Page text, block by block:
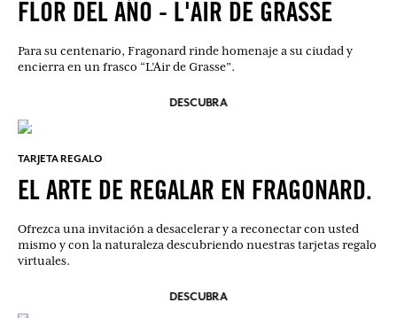
FLOR DEL AÑO - L'AIR DE GRASSE
Para su centenario, Fragonard rinde homenaje a su ciudad y
encierra en un frasco “L’Air de Grasse”.
DESCUBRA
TARJETA REGALO
EL ARTE DE REGALAR EN FRAGONARD.
Ofrezca una invitación a desacelerar y a reconectar con usted
mismo y con la naturaleza descubriendo nuestras tarjetas regalo
virtuales.
DESCUBRA